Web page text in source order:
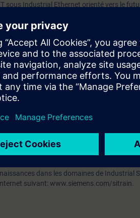
sous Industrial Ethernet orienté vers le
NET vous apprenez à mettre en service,
seront approfondies à travers de
qui vous permettra, après le
de présence. Cela vous permettra
aux TIA-PRO1, TIA-SERV2 or TIA-
permettra de vous assurer que la
SIMATIC S7-1500 et le logiciel
dans les domaines de Industrial
suivant: www.siemens.com/sitrain.